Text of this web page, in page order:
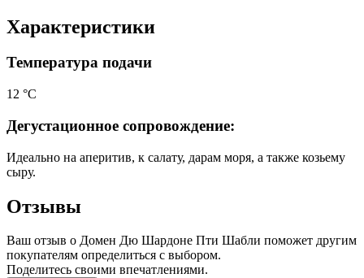
Характеристики
Температура подачи
12 °С
Дегустационное сопровождение:
Идеально на аперитив, к салату, дарам моря, а также козьему
сыру.
Отзывы
Ваш отзыв о Домен Дю Шардоне Пти Шабли поможет другим
покупателям определиться с выбором.
Поделитесь своими впечатлениями.